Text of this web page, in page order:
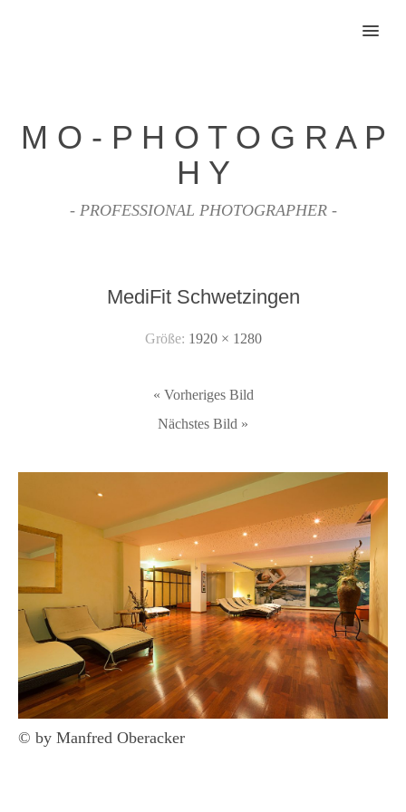
MENU
M O - P H O T O G R A P
H Y
- PROFESSIONAL PHOTOGRAPHER -
© by Manfred Oberacker
MediFit Schwetzingen
Größe: 1920 × 1280
« Vorheriges Bild
Nächstes Bild »